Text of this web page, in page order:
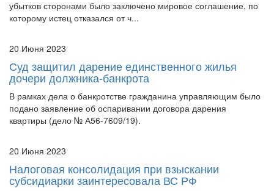
убытков сторонами было заключено мировое соглашение, по
которому истец отказался от ч...
20 Июня 2023
Суд защитил дарение единственного жилья
дочери должника-банкрота
В рамках дела о банкротстве гражданина управляющим было
подано заявление об оспаривании договора дарения
квартиры (дело № А56-7609/19).
20 Июня 2023
Налоговая консолидация при взыскании
субсидиарки заинтересовала ВС РФ